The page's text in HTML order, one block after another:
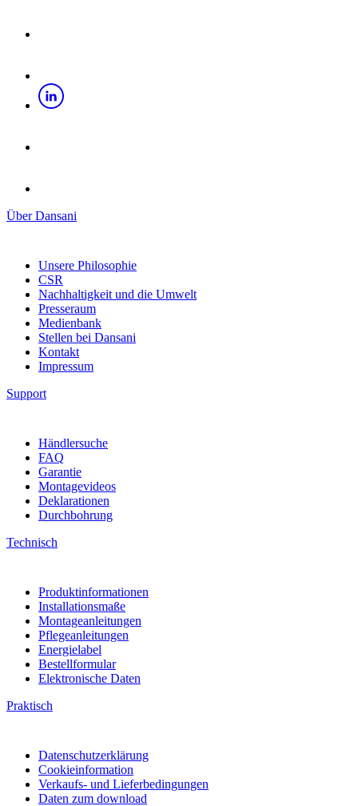
Über Dansani
Unsere Philosophie
CSR
Nachhaltigkeit und die Umwelt
Presseraum
Medienbank
Stellen bei Dansani
Kontakt
Impressum
Support
Händlersuche
FAQ
Garantie
Montagevideos
Deklarationen
Durchbohrung
Technisch
Produktinformationen
Installationsmaße
Montageanleitungen
Pflegeanleitungen
Energielabel
Bestellformular
Elektronische Daten
Praktisch
Datenschutzerklärung
Cookieinformation
Verkaufs- und Lieferbedingungen
Daten zum download